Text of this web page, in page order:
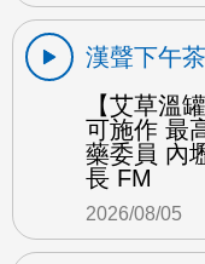
漢聲下午茶
【艾草溫
可施作 最
藥委員 內
長 FM
2026/08/05